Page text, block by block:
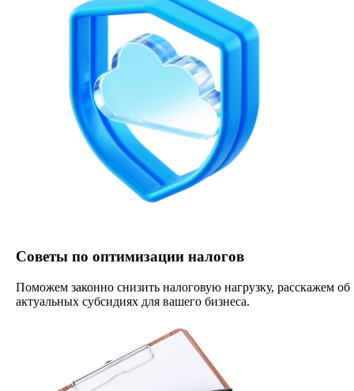
Советы по оптимизации налогов
Поможем законно снизить налоговую нагрузку, расскажем об
актуальных субсидиях для вашего бизнеса.